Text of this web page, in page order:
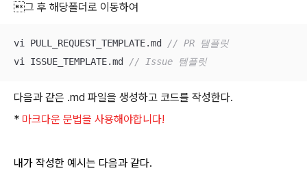
그 후 해당폴더로 이동하여
vi PULL_REQUEST_TEMPLATE.md // PR 템플릿
vi ISSUE_TEMPLATE.md // Issue 템플릿
다음과 같은 .md 파일을 생성하고 코드를 작성한다.
* 마크다운 문법을 사용해야합니다!
내가 작성한 예시는 다음과 같다.